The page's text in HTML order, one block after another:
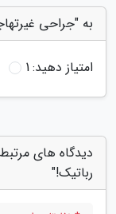
به "جراحی
امتیاز دهید:1
دیدگاه های
رباتیک!"